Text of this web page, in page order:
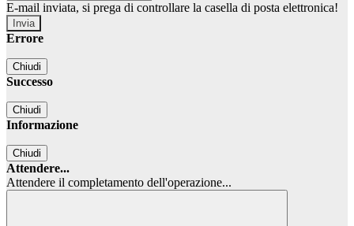
E-mail inviata, si prega di controllare la casella di posta elettronica!
Errore
Chiudi
Successo
Chiudi
Informazione
Chiudi
Attendere...
Attendere il completamento dell'operazione...